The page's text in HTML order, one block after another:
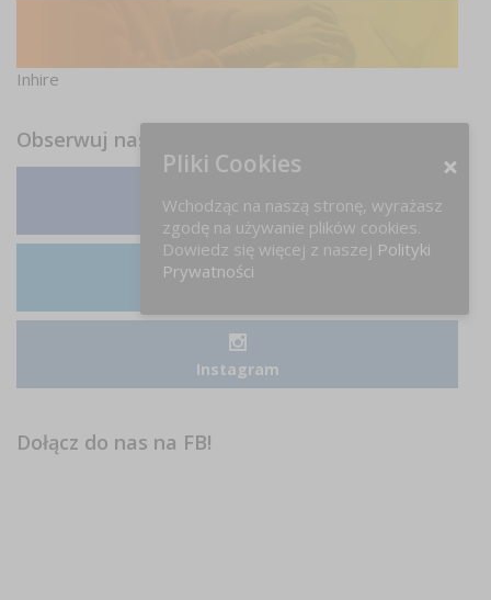
Inhire
Obserwuj nas
Facebook
Instagram
Dołącz do nas na FB!
Pliki Cookies
Wchodząc na naszą stronę, wyrażasz
zgodę na używanie plików cookies.
Dowiedz się więcej z naszej Polityki
Prywatności